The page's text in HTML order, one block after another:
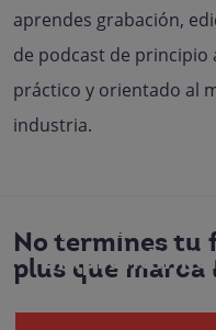
aprendes grabación,
de podcast de principio
práctico y orientado al
industria.
No termines tu
plus que
Especialización en